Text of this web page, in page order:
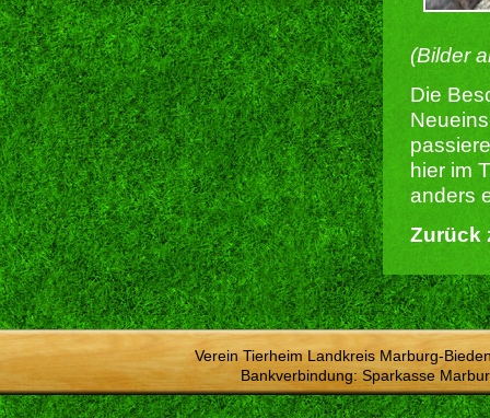
(Bilder
Die
hier im
anders
Zurück
Verein Tierheim Landkreis Marburg-
Bankverbindung: Sparkasse